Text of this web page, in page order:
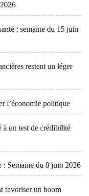
: semaine du 15 juin
restent un léger
l’économie politique
un test de crédibilité
: Semaine du 8 juin 2026
favoriser un boom